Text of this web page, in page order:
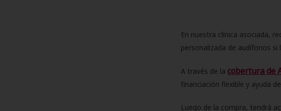
En nuestra clínica asociada,
personalizada de audífonos si
A través de la cobertura de
financiación flexible y ayuda
Luego de la compra, tendrá